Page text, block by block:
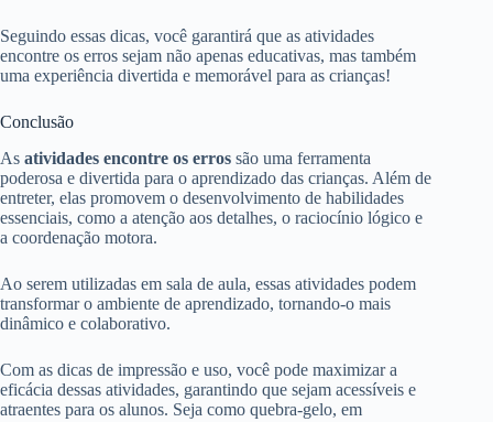
Seguindo essas dicas, você garantirá que as atividades
encontre os erros sejam não apenas educativas, mas também
uma experiência divertida e memorável para as crianças!
Conclusão
As atividades encontre os erros são uma ferramenta
poderosa e divertida para o aprendizado das crianças. Além de
entreter, elas promovem o desenvolvimento de habilidades
essenciais, como a atenção aos detalhes, o raciocínio lógico e
a coordenação motora.
Ao serem utilizadas em sala de aula, essas atividades podem
transformar o ambiente de aprendizado, tornando-o mais
dinâmico e colaborativo.
Com as dicas de impressão e uso, você pode maximizar a
eficácia dessas atividades, garantindo que sejam acessíveis e
atraentes para os alunos. Seja como quebra-gelo, em